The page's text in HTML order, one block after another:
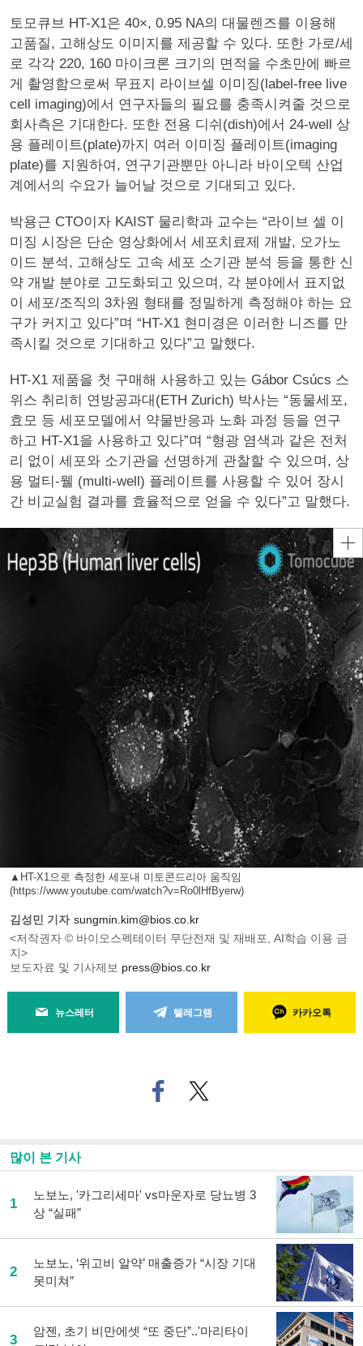
토모큐브 HT-X1은 40×, 0.95 NA의 대물렌즈를 이용해
고품질, 고해상도 이미지를 제공할 수 있다. 또한 가로/세
로 각각 220, 160 마이크론 크기의 면적을 수초만에 빠르
게 촬영함으로써 무표지 라이브셀 이미징(label-free live
cell imaging)에서 연구자들의 필요를 충족시켜줄 것으로
회사측은 기대한다. 또한 전용 디쉬(dish)에서 24-well 상
용 플레이트(plate)까지 여러 이미징 플레이트(imaging
plate)를 지원하여, 연구기관뿐만 아니라 바이오텍 산업
계에서의 수요가 늘어날 것으로 기대되고 있다.
박용근 CTO이자 KAIST 물리학과 교수는 “라이브 셀 이
미징 시장은 단순 영상화에서 세포치료제 개발, 오가노
이드 분석, 고해상도 고속 세포 소기관 분석 등을 통한 신
약 개발 분야로 고도화되고 있으며, 각 분야에서 표지없
이 세포/조직의 3차원 형태를 정밀하게 측정해야 하는 요
구가 커지고 있다”며 “HT-X1 현미경은 이러한 니즈를 만
족시킬 것으로 기대하고 있다”고 말했다.
HT-X1 제품을 첫 구매해 사용하고 있는 Gábor Csúcs 스
위스 취리히 연방공과대(ETH Zurich) 박사는 “동물세포,
효모 등 세포모델에서 약물반응과 노화 과정 등을 연구
하고 HT-X1을 사용하고 있다”며 “형광 염색과 같은 전처
리 없이 세포와 소기관을 선명하게 관찰할 수 있으며, 상
용 멀티-웰 (multi-well) 플레이트를 사용할 수 있어 장시
간 비교실험 결과를 효율적으로 얻을 수 있다”고 말했다.
▲HT-X1으로 측정한 세포내 미토콘드리아 움직임
(https://www.youtube.com/watch?v=Ro0lHfByerw)
김성민 기자 sungmin.kim@bios.co.kr
<저작권자 © 바이오스펙테이터 무단전재 및 재배포, AI학습 이용 금
지>
보도자료 및 기사제보 press@bios.co.kr
뉴스레터 텔레그램 카카오톡
페
이
기
사
공
트위
터로
많이 본 기사
1
노보노, '카그리세마' vs마운자로 당뇨병 3
상 “실패”
2
노보노, ‘위고비 알약’ 매출증가 “시장 기대
못미쳐”
3
암젠, 초기 비만에셋 “또 중단”..'마리타이